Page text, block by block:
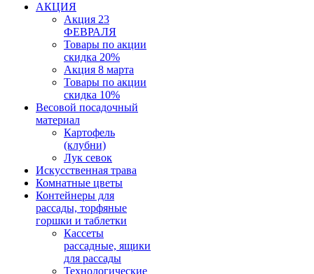
АКЦИЯ
Акция 23
ФЕВРАЛЯ
Товары по акции
скидка 20%
Акция 8 марта
Товары по акции
скидка 10%
Весовой посадочный
материал
Картофель
(клубни)
Лук севок
Искусственная трава
Комнатные цветы
Контейнеры для
рассады, торфяные
горшки и таблетки
Кассеты
рассадные, ящики
для рассады
Технологические